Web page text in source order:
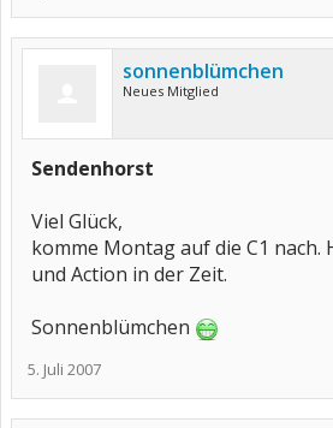
sonnenblümchen
Neues Mitglied
Sendenhorst
Viel Glück,
komme Montag auf die C1 nach.
und Action in der Zeit.
Sonnenblümchen
5. Juli 2007